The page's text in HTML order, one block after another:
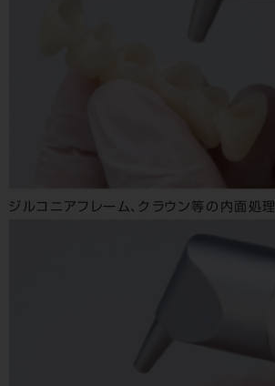
ジルコニアフレーム、クラウン等の内面処理